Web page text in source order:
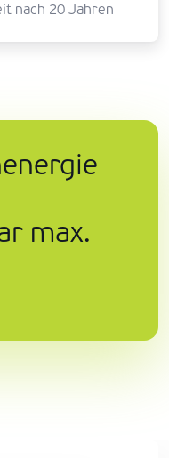
nach 20 Jahren
max.